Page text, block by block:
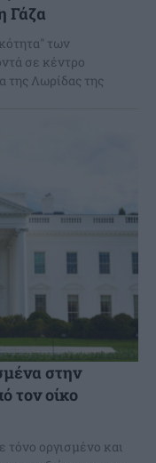
Γάζα
των
σε κέντρο
της Λωρίδας της
στην
τον οίκο
τόνο οργισμένο και